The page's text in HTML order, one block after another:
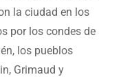
la ciudad en los
por los condes de
los pueblos
Grimaud y